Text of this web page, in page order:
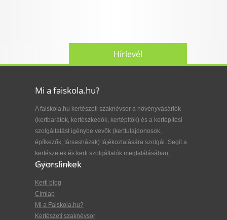
Hírlevél
Mi a faiskola.hu?
A faiskola.hu kertészeti szaknévsor a növényvásárlók
(kertbarátok, kertészkedők, kertépítők) és a kertépítési
szolgáltatást igénybe vevők (kerttulajdonosok,
építkezők, társasházak) tájékoztatására szolgál. Segít a
kertészetek és kerti szolgáltatók megtalálásában,
kiválasztásában.
Gyorslinkek
Kerti blog
Címlap
Mi a Faiskola.hu?
Kertészeti szaknévsor